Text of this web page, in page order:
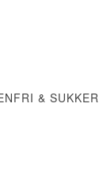
&